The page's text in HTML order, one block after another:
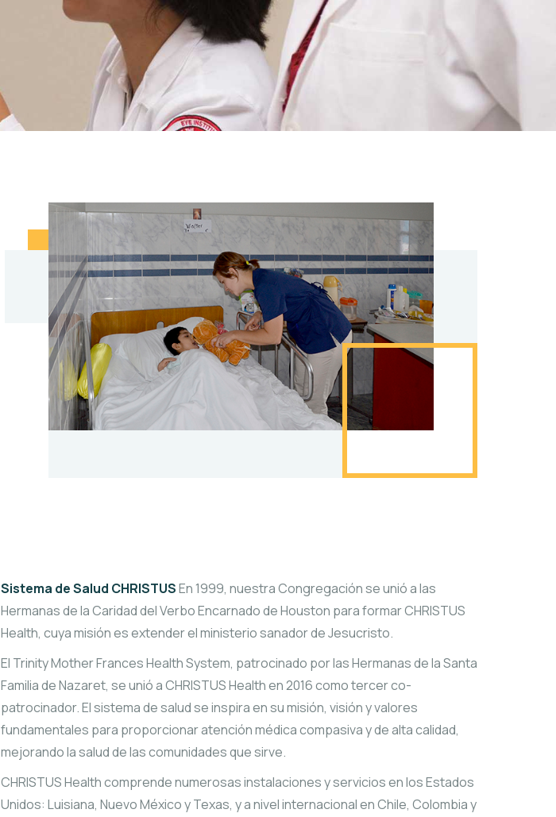
Sistema de Salud CHRISTUSEn 1999, nuestra Congregación se unió a las
Hermanas de la Caridad del Verbo Encarnado de Houston para formar CHRISTUS
Health, cuya misión es extender el ministerio sanador de Jesucristo.
El Trinity Mother Frances Health System, patrocinado por las Hermanas de la Santa
Familia de Nazaret, se unió a CHRISTUS Health en 2016 como tercer co-
patrocinador. El sistema de salud se inspira en su misión, visión y valores
fundamentales para proporcionar atención médica compasiva y de alta calidad,
mejorando la salud de las comunidades que sirve.
CHRISTUS Health comprende numerosas instalaciones y servicios en los Estados
Unidos: Luisiana, Nuevo México y Texas, y a nivel internacional en Chile, Colombia y